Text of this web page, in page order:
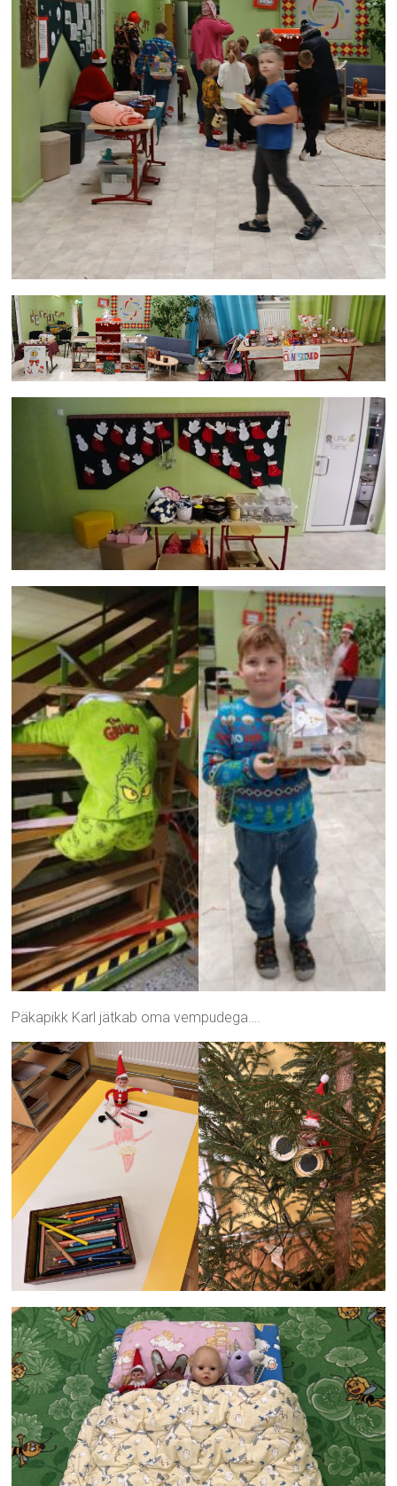
Päkapikk Karl jätkab oma vempudega….